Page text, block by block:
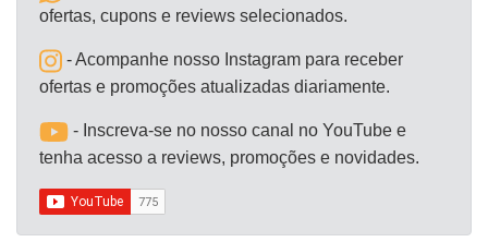
ofertas, cupons e reviews selecionados.
- Acompanhe nosso Instagram para receber
ofertas e promoções atualizadas diariamente.
- Inscreva-se no nosso canal no YouTube e
tenha acesso a reviews, promoções e novidades.